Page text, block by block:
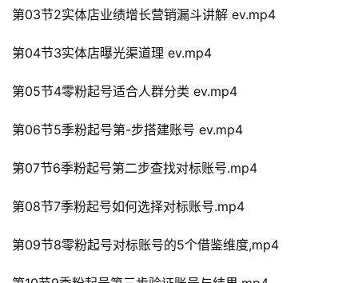
第03节2实体店业绩增长营销漏斗讲解 ev.mp4
第04节3实体店曝光渠道理 ev.mp4
第05节4零粉起号适合人群分类 ev.mp4
第06节5季粉起号第-步搭建账号 ev.mp4
第07节6季粉起号第二步查找对标账号.mp4
第08节7季粉起号如何选择对标账号.mp4
第09节8零粉起号对标账号的5个借鉴维度,mp4